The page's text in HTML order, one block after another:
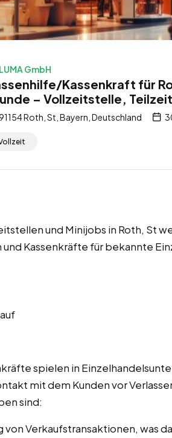
GmbH
Kassenkraft für
– Vollzeitstelle,
Roth, St, Bayern, Deutschland
und Minijobs in Roth, St
Kassenkräfte für bekannte
spielen in
mit dem Kunden vor
sind:
Verkaufstransaktionen, was